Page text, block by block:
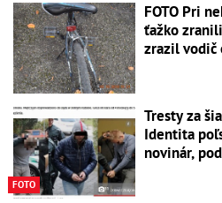
FOTO Pri
ťažko
zrazil vodič
FOTO
Tresty za
Identita
novinár,